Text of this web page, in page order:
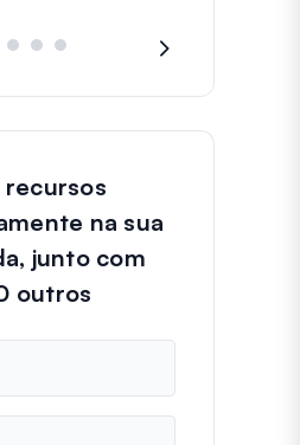
recursos
na sua
junto com
outros